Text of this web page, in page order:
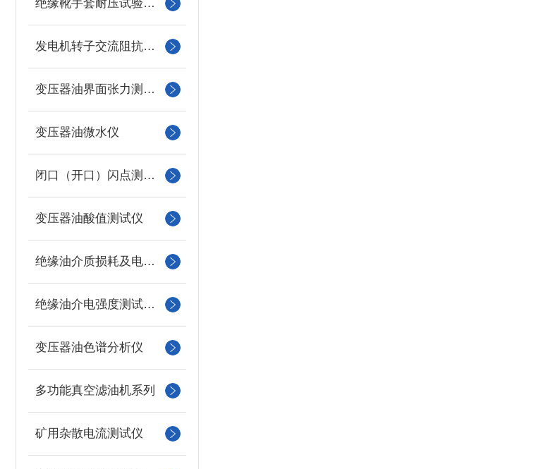
绝缘靴手套耐压试验装置
发电机转子交流阻抗测试仪
变压器油界面张力测试仪
变压器油微水仪
闭口（开口）闪点测定仪
变压器油酸值测试仪
绝缘油介质损耗及电阻率测试仪
绝缘油介电强度测试仪系列
变压器油色谱分析仪
多功能真空滤油机系列
矿用杂散电流测试仪